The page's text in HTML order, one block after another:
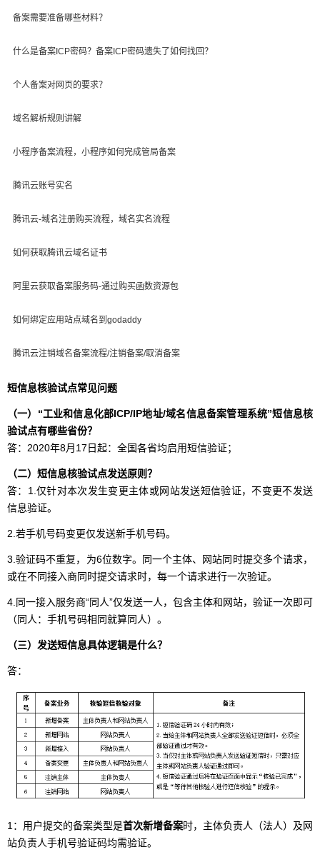
备案需要准备哪些材料？
什么是备案ICP密码？备案ICP密码遗失了如何找回？
个人备案对网页的要求？
域名解析规则讲解
小程序备案流程，小程序如何完成管局备案
腾讯云账号实名
腾讯云-域名注册购买流程，域名实名流程
如何获取腾讯云域名证书
阿里云获取备案服务码-通过购买函数资源包
如何绑定应用站点域名到godaddy
腾讯云注销域名备案流程/注销备案/取消备案
短信息核验试点常见问题
（一）“工业和信息化部ICP/IP地址/域名信息备案管理系统”短信息核
验试点有哪些省份？
答：2020年8月17日起：全国各省均启用短信验证；
（二）短信息核验试点发送原则？
答：1.仅针对本次发生变更主体或网站发送短信验证，不变更不发送
信息验证。
2.若手机号码变更仅发送新手机号码。
3.验证码不重复，为6位数字。同一个主体、网站同时提交多个请求，
或在不同接入商同时提交请求时，每一个请求进行一次验证。
4.同一接入服务商“同人”仅发送一人，包含主体和网站，验证一次即可
（同人：手机号码相同就算同人）。
（三）发送短信息具体逻辑是什么？
答：
1：用户提交的备案类型是首次新增备案时，主体负责人（法人）及网
站负责人手机号验证码均需验证。